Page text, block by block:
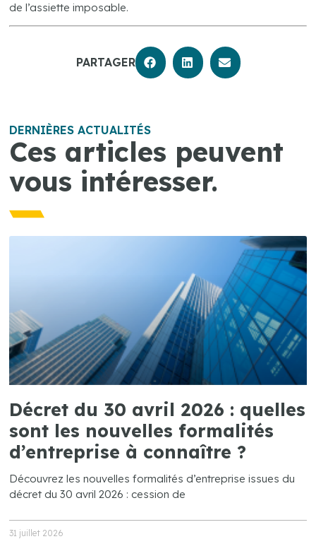
de l’assiette imposable.
PARTAGER
DERNIÈRES ACTUALITÉS
Ces articles peuvent
vous intéresser.
Décret du 30 avril 2026 : quelles
sont les nouvelles formalités
d’entreprise à connaître ?
Découvrez les nouvelles formalités d’entreprise issues du
décret du 30 avril 2026 : cession de
31 juillet 2026